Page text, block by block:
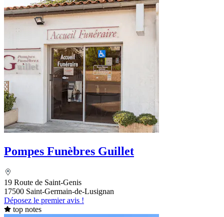
Pompes Funèbres Guillet
19 Route de Saint-Genis
17500 Saint-Germain-de-Lusignan
Déposez le premier avis !
top notes